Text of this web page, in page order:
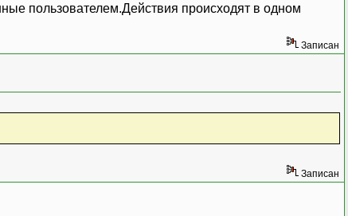
пользователем.Действия происходят в одном
Записан
Записан